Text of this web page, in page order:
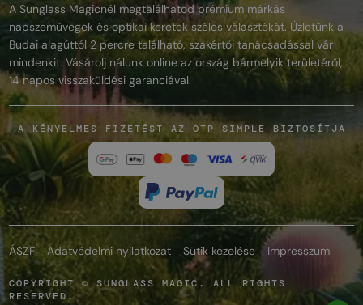
A Sunglass Magicnél megtalálhatod prémium márkás
napszemüvegek és optikai keretek széles választékát. Üzletünk a
Budai alagúttól 2 percre található, szakértői tanácsadással vár
mindenkit. Vásárolj nálunk online az ország bármelyik területéről,
14 napos visszaküldési garanciával.
A KÉNYELMES FIZETÉST AZ OTP SIMPLE BIZTOSÍTJA
ÁSZF Adatvédelmi nyilatkozat Sütik kezelése Impresszum
COPYRIGHT © SUNGLASS MAGIC. ALL RIGHTS
RESERVED.